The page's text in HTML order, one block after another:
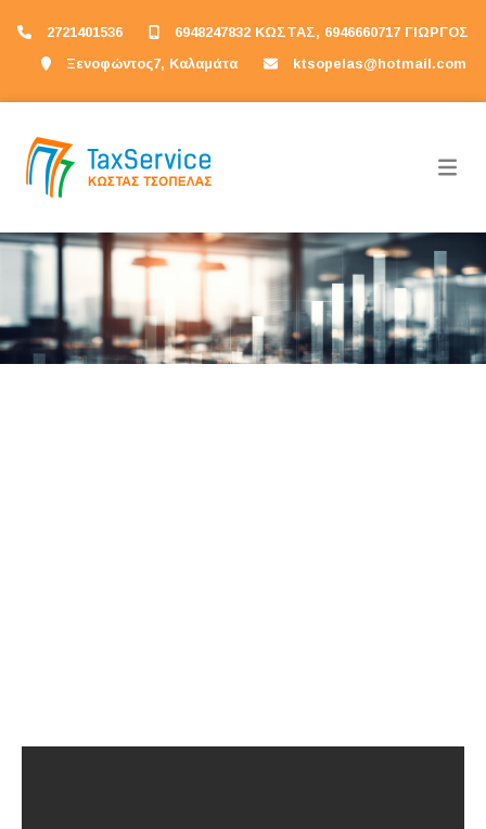
2721401536
6948247832 ΚΩΣΤΑΣ, 6946660717 ΓΙΩΡΓΟΣ
Ξενοφώντος7, Καλαμάτα
ktsopelas@hotmail.com